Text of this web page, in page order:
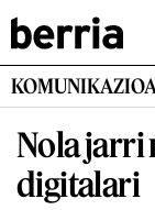
KOMUNIKAZIOA
Nola jarri
digitalari